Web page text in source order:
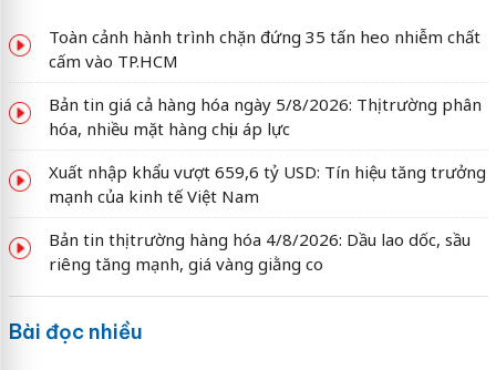
Toàn cảnh hành trình chặn đứng 35 tấn heo nhiễm chất
cấm vào TP.HCM
Bản tin giá cả hàng hóa ngày 5/8/2026: Thị trường phân
hóa, nhiều mặt hàng chịu áp lực
Xuất nhập khẩu vượt 659,6 tỷ USD: Tín hiệu tăng trưởng
mạnh của kinh tế Việt Nam
Bản tin thị trường hàng hóa 4/8/2026: Dầu lao dốc, sầu
riêng tăng mạnh, giá vàng giằng co
Bài đọc nhiều